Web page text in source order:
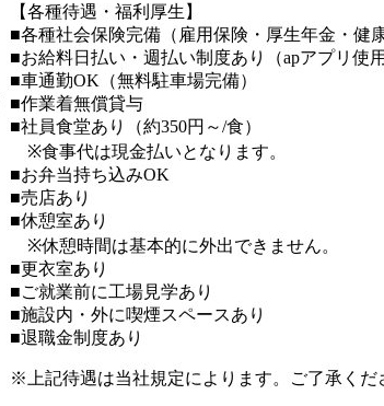
【各種待遇・福利厚生】
■各種社会保険完備（雇用保険・厚生年金・健
■お給料日払い・週払い制度あり（apアプリ使用
■車通勤OK（無料駐車場完備）
■作業着無償貸与
■社員食堂あり（約350円～/食）
※食事代は現金払いとなります。
■お弁当持ち込みOK
■売店あり
■休憩室あり
※休憩時間は基本的に外出できません。
■更衣室あり
■ご就業前に工場見学あり
■施設内・外に喫煙スペースあり
■退職金制度あり
※上記待遇は当社規定によります。ご了承くだ